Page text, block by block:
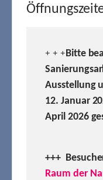
+ + +Bitte
Ausstellung
12. Januar
April 2026
+++
Raum der